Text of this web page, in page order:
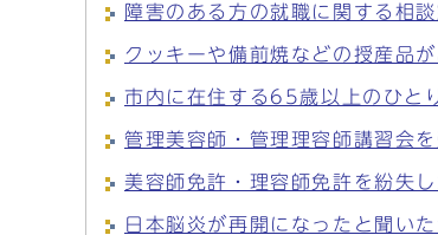
障害のある方の就職に関する相
クッキーや備前焼などの授産品
市内に在住する65歳以上のひと
管理美容師・管理理容師講習会
美容師免許・理容師免許を紛失
日本脳炎が再開になったと聞い